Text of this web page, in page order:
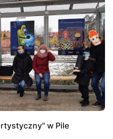
w Pile